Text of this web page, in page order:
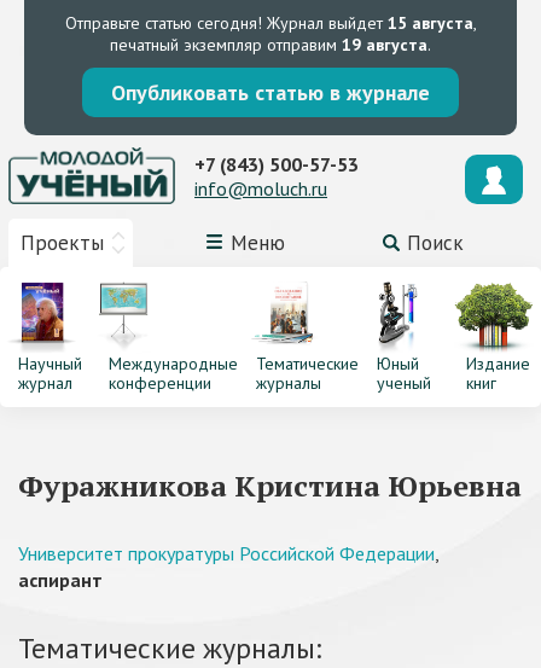
Отправьте статью сегодня! Журнал выйдет15 августа,
печатный экземпляр отправим 19 августа.
Опубликовать статью в журнале
Проекты Меню Поиск
+7 (843) 500-57-53
info@moluch.ru
Научный
журнал
Международные
конференции
Тематические
журналы
Юный
ученый
Издание
книг
Фуражникова Кристина Юрьевна
Университет прокуратуры Российской Федерации,
аспирант
Тематические журналы: